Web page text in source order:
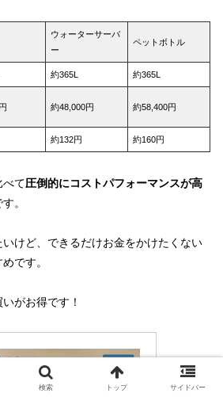
ウォーターサーバ
ー
ペットボトル
約365L 約365L
約48,000円 約58,400円
約132円 約160円
べて圧倒的にコストパフォーマンスが高
。
けど、できるだけお金をかけたくない
です。
がお得です！
検索 トップ サイドバー